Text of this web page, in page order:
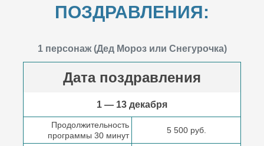
ПОЗДРАВЛЕНИЯ:
1 персонаж (Дед Мороз или Снегурочка)
Дата поздравления
1 — 13 декабря
Продолжительность
программы 30 минут
5 500 руб.